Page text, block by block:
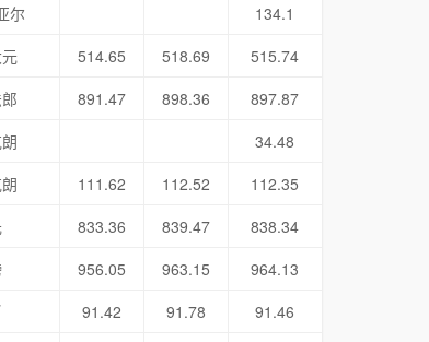
尔
134.1
514.65 518.69
515.74
891.47 898.36
897.87
34.48
111.62 112.52
112.35
833.36 839.47
838.34
956.05 963.15
964.13
91.42 91.78
91.46